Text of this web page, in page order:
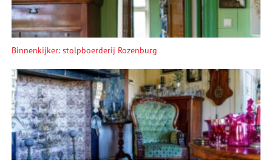
Binnenkijker: stolpboerderij Rozenburg